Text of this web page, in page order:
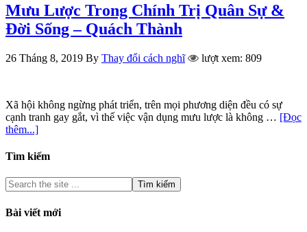
Mưu Lược Trong Chính Trị Quân Sự &
Đời Sống – Quách Thành
26 Tháng 8, 2019 By Thay đổi cách nghĩ lượt xem: 809
Xã hội không ngừng phát triển, trên mọi phương diện đều có sự
cạnh tranh gay gắt, vì thế việc vận dụng mưu lược là không … [Đọc
thêm...]
Tìm kiếm
Bài viết mới